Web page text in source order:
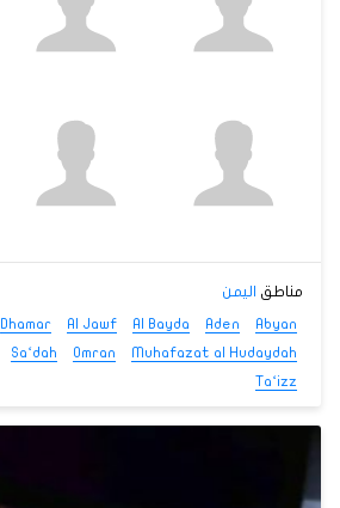
مناطق اليمن
Abyan
Aden
Al Bayda
Al Jawf
Dhamar
Muhafazat al Hudaydah
Omran
Sa‘dah
Ta‘izz